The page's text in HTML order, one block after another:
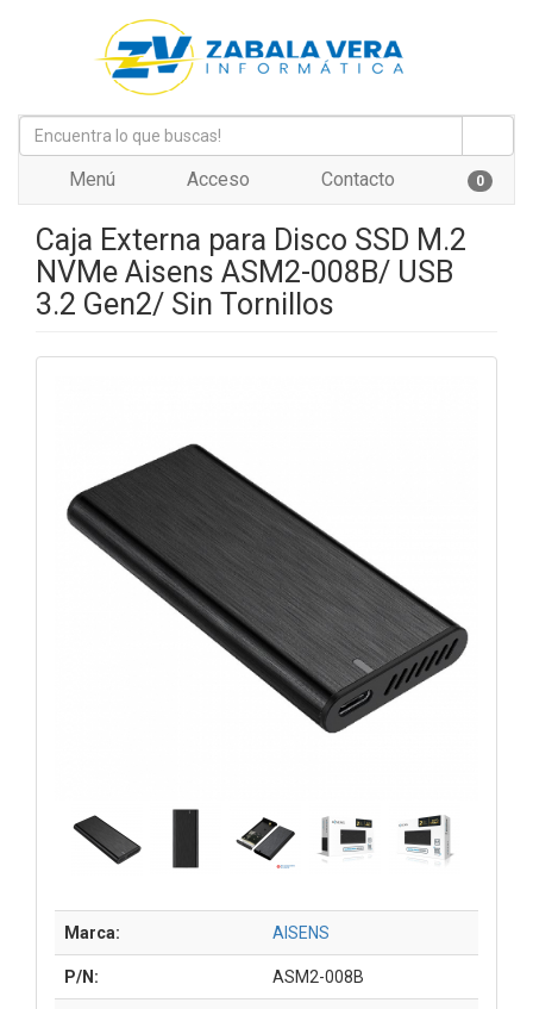
Menú Acceso Contacto 0
Caja Externa para Disco SSD M.2
NVMe Aisens ASM2-008B/ USB
3.2 Gen2/ Sin Tornillos
Marca: AISENS
P/N: ASM2-008B